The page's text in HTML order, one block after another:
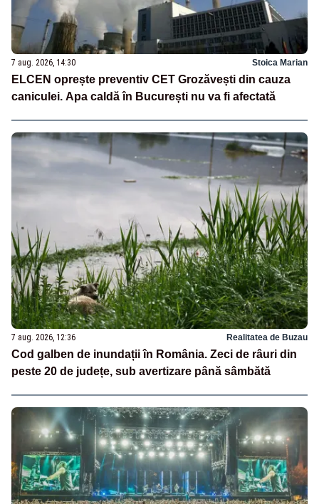
7 aug. 2026, 14:30 Stoica Marian
ELCEN oprește preventiv CET Grozăvești din cauza
caniculei. Apa caldă în București nu va fi afectată
7 aug. 2026, 12:36 Realitatea de Buzau
Cod galben de inundații în România. Zeci de râuri din
peste 20 de județe, sub avertizare până sâmbătă